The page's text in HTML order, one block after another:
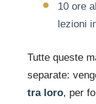
10 ore
lezioni
Tutte queste
separate:
tra loro, per